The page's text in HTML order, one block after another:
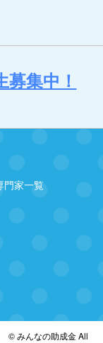
集中！
門家一覧
© みんなの助成金 All